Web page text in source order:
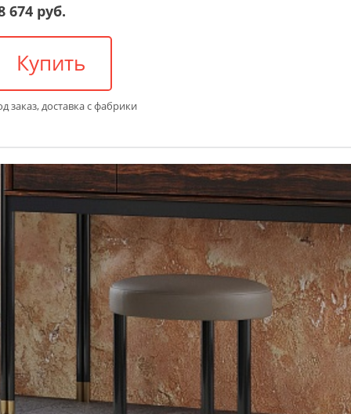
674 руб.
Купить
заказ, доставка с фабрики